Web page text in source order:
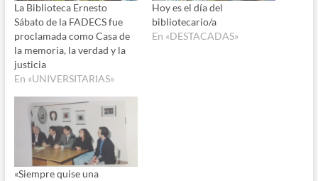
La Biblioteca Ernesto
Sábato de la FADECS fue
proclamada como Casa de
la memoria, la verdad y la
justicia
En «UNIVERSITARIAS»
Hoy es el día del
bibliotecario/a
En «DESTACADAS»
«Siempre quise una